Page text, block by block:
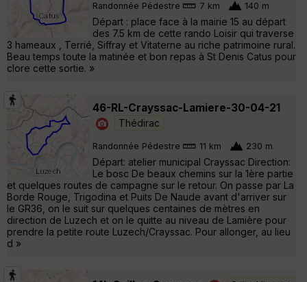
Randonnée Pédestre 7 km 140 m
Départ : place face à la mairie 15 au départ
des 7.5 km de cette rando Loisir qui traverse
3 hameaux , Terrié, Siffray et Vitaterne au riche patrimoine rural.
Beau temps toute la matinée et bon repas à St Denis Catus pour
clore cette sortie. »
46-RL-Crayssac-Lamiere-30-04-21
Thédirac
Randonnée Pédestre 11 km 230 m
Départ: atelier municipal Crayssac Direction:
Le bosc De beaux chemins sur la 1ère partie
et quelques routes de campagne sur le retour. On passe par La
Borde Rouge, Trigodina et Puits De Naude avant d'arriver sur
le GR36, on le suit sur quelques centaines de mètres en
direction de Luzech et on le quitte au niveau de Lamière pour
prendre la petite route Luzech/Crayssac. Pour allonger, au lieu
d »